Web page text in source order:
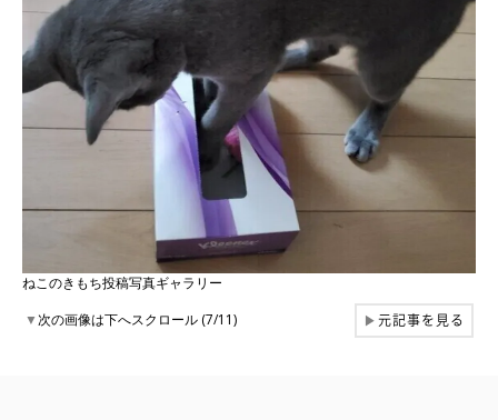
ねこのきもち投稿写真ギャラリー
▼次の画像は下へスクロール (7/11) ▶元記事を見る